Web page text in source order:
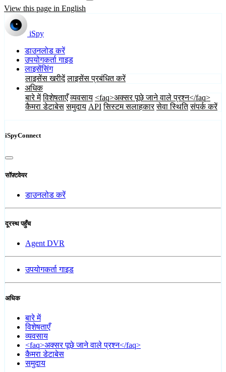
View this page in English
iSpy
डाउनलोड करें
उपयोगकर्ता गाइड
लाइसेंसिंग
लाइसेंस खरीदें लाइसेंस प्रबंधित करें
अधिक
बारे में विशेषताएँ व्यवसाय <faq>अक्सर पूछे जाने वाले प्रश्न</faq>
कैमरा डेटाबेस समुदाय API सिस्टम सलाहकार सेवा स्थिति संपर्क करें
iSpyConnect
सॉफ़्टवेयर
डाउनलोड करें
दूरस्थ पहुँच
Agent DVR
उपयोगकर्ता गाइड
अधिक
बारे में
विशेषताएँ
व्यवसाय
<faq>अक्सर पूछे जाने वाले प्रश्न</faq>
कैमरा डेटाबेस
समुदाय